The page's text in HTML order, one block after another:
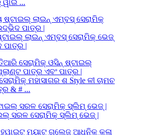
...
ଲାଇନ୍ ଏମ୍ବସ୍ ସେରାମିକ୍ ଭେଜ୍
ପାତ୍ର |
ମହାସାଗର ଶ Style ଳୀ ଚାମଚ
& # ...
ସରଳ ସେରାମିକ୍ ସ୍ଲିମ୍ ଭେଜ୍ |